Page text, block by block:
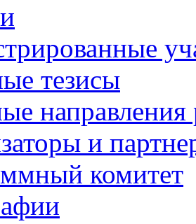
тезисы
направления
и
комитет